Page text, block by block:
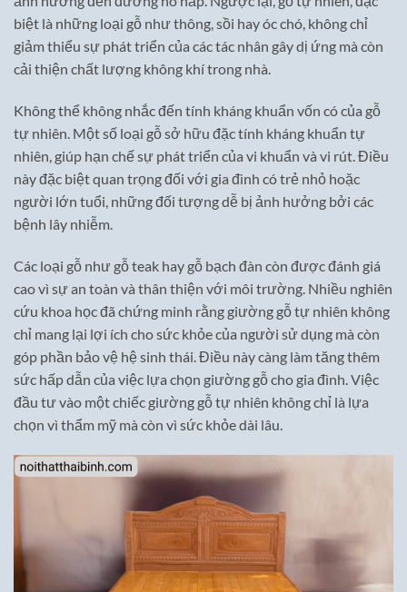
biệt là những loại gỗ như thông, sồi hay óc chó, không chỉ
giảm thiểu sự phát triển của các tác nhân gây dị ứng mà còn
cải thiện chất lượng không khí trong nhà.
Không thể không nhắc đến tính kháng khuẩn vốn có của gỗ
tự nhiên. Một số loại gỗ sở hữu đặc tính kháng khuẩn tự
nhiên, giúp hạn chế sự phát triển của vi khuẩn và vi rút. Điều
này đặc biệt quan trọng đối với gia đình có trẻ nhỏ hoặc
người lớn tuổi, những đối tượng dễ bị ảnh hưởng bởi các
bệnh lây nhiễm.
Các loại gỗ như gỗ teak hay gỗ bạch đàn còn được đánh giá
cao vì sự an toàn và thân thiện với môi trường. Nhiều nghiên
cứu khoa học đã chứng minh rằng giường gỗ tự nhiên không
chỉ mang lại lợi ích cho sức khỏe của người sử dụng mà còn
góp phần bảo vệ hệ sinh thái. Điều này càng làm tăng thêm
sức hấp dẫn của việc lựa chọn giường gỗ cho gia đình. Việc
đầu tư vào một chiếc giường gỗ tự nhiên không chỉ là lựa
chọn vì thẩm mỹ mà còn vì sức khỏe dài lâu.